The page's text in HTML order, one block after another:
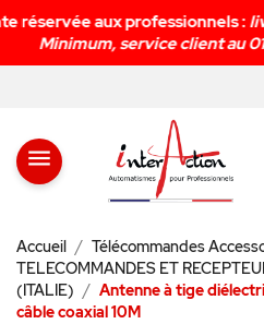
-35%
menu
Accueil
Télécommandes
TELECOMMANDES ET
(ITALIE)
Antenne à tige
câble coaxial 10M